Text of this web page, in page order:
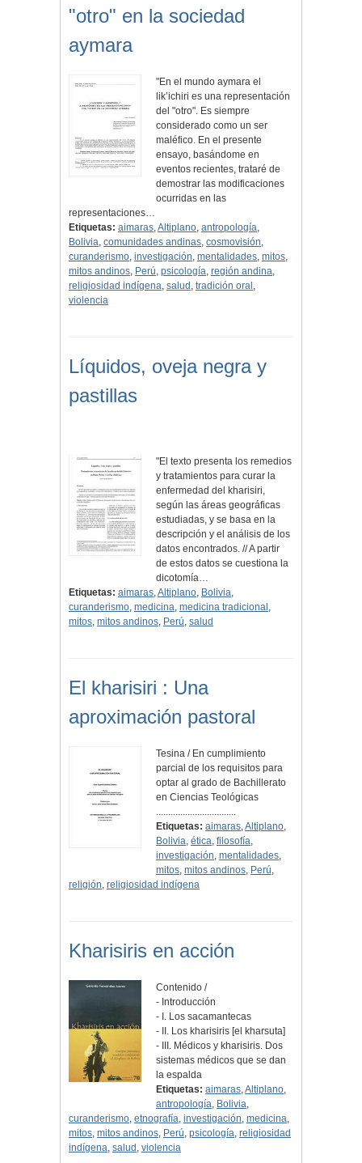
"otro" en la sociedad
aymara
"En el mundo aymara el
lik’ichiri es una representación
del "otro". Es siempre
considerado como un ser
maléfico. En el presente
ensayo, basándome en
eventos recientes, trataré de
demostrar las modificaciones
ocurridas en las
representaciones…
Etiquetas: aimaras,Altiplano, antropología,
Bolivia, comunidades andinas, cosmovisión,
curanderismo, investigación, mentalidades, mitos,
mitos andinos, Perú, psicología, región andina,
religiosidad indígena, salud , tradición oral ,
violencia
Líquidos, oveja negra y
pastillas
"El texto presenta los remedios
y tratamientos para curar la
enfermedad del kharisiri,
según las áreas geográficas
estudiadas, y se basa en la
descripción y el análisis de los
datos encontrados. // A partir
de estos datos se cuestiona la
dicotomía…
Etiquetas: aimaras,Altiplano, Bolivia,
curanderismo, medicina, medicina tradicional ,
mitos, mitos andinos, Perú, salud
El kharisiri : Una
aproximación pastoral
Tesina / En cumplimiento
parcial de los requisitos para
optar al grado de Bachillerato
en Ciencias Teológicas
.................................
Etiquetas: aimaras,Altiplano,
Bolivia,ética,filosofía,
investigación,mentalidades,
mitos,mitos andinos, Perú,
religión, religiosidad indígena
Kharisiris en acción
Contenido /
- Introducción
- I. Los sacamantecas
- II. Los kharisiris [el kharsuta]
- III. Médicos y kharisiris. Dos
sistemas médicos que se dan
la espalda
Etiquetas: aimaras,Altiplano,
antropología, Bolivia,
curanderismo, etnografía, investigación, medicina,
mitos, mitos andinos, Perú, psicología, religiosidad
indígena, salud , violencia